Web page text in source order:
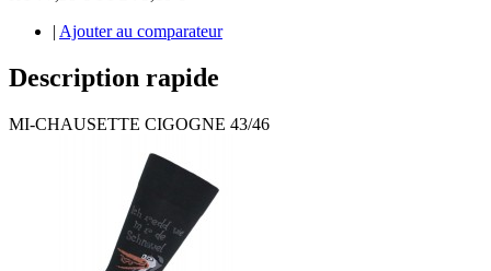
| Ajouter au comparateur
Description rapide
MI-CHAUSETTE CIGOGNE 43/46